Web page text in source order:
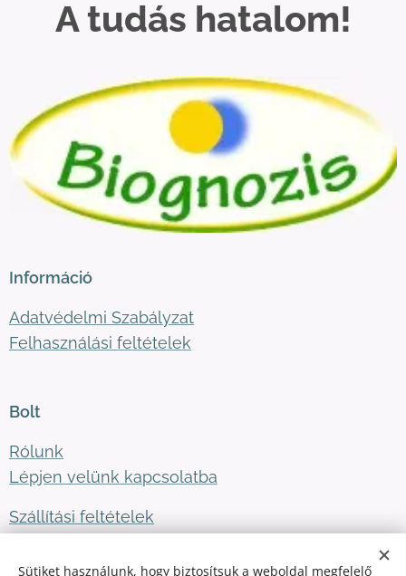
A tudás hatalom!
Információ
Adatvédelmi Szabályzat
Felhasználási feltételek
Bolt
Rólunk
Lépjen velünk kapcsolatba
Szállítási feltételek
Sütiket használunk, hogy biztosítsuk a weboldal megfelelő